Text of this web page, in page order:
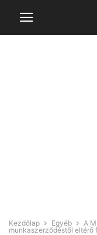
Kezdőlap Egyéb
A
munkaszerződéstől eltérő